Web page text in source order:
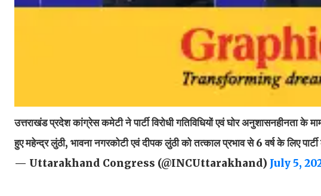
उत्तराखंड प्रदेश कांग्रेस कमेटी ने पार्टी विरोधी गतिविधियों एवं घोर अनुशासनहीनता
हुए महेन्द्र लुंठी, भावना नगरकोटी एवं दीपक लुंठी को तत्काल प्रभाव से 6 वर्ष के लिए
— Uttarakhand Congress (@INCUttarakhand) July 5,